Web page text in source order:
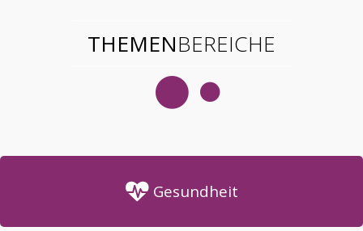
THEMENBEREICHE
Gesundheit